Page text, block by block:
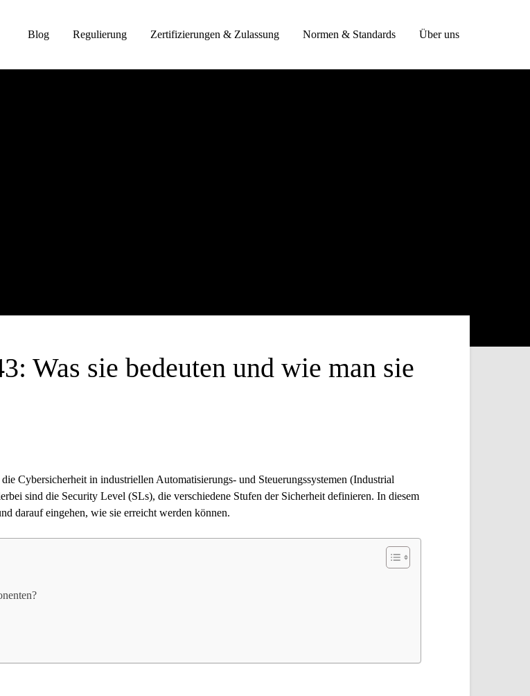
Blog Regulierung Zertifizierungen & Zulassung Normen & Standards Über uns
Was sie bedeuten und wie man sie
Cybersicherheit in industriellen Automatisierungs- und Steuerungssystemen (Industrial
sind die Security Level (SLs), die verschiedene Stufen der Sicherheit definieren. In diesem
darauf eingehen, wie sie erreicht werden können.